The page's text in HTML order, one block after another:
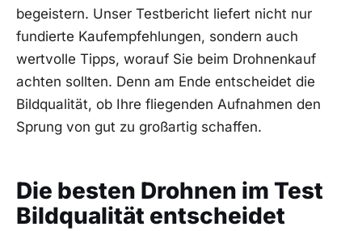
begeistern. Unser Testbericht‍ liefert nicht nur
⁤fundierte Kaufempfehlungen, sondern auch
wertvolle Tipps, worauf Sie beim Drohnenkauf
achten sollten. ​Denn⁤ am Ende entscheidet die‍
Bildqualität, ob Ihre fliegenden Aufnahmen den
Sprung ​von​ gut⁣ zu großartig schaffen.
Die besten ⁣Drohnen im ⁣Test
Bildqualität entscheidet